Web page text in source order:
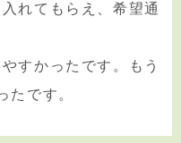
れてもらえ、希望通
すかったです。もう
たです。